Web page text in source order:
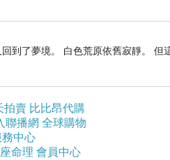
（參考皙透肌官網
到了夢境。 白色荒原依舊寂靜。 但
拍賣 比比昂代購
聯播網 全球購物
務中心
命理 會員中心